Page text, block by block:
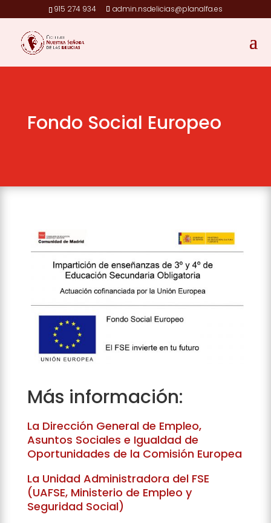
915 274 934 admin.nsdelicias@planalfa.es
Fondo Social Europeo
Más información:
La Dirección General de Empleo,
Asuntos Sociales e Igualdad de
Oportunidades de la Comisión Europea
La Unidad Administradora del FSE
(UAFSE, Ministerio de Empleo y
Seguridad Social)